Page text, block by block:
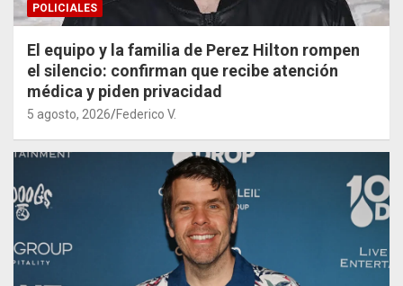
POLICIALES
El equipo y la familia de Perez Hilton rompen
el silencio: confirman que recibe atención
médica y piden privacidad
5 agosto, 2026 Federico V.